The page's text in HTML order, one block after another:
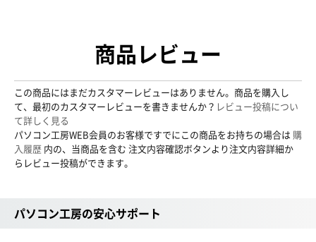
商品レビュー
この商品にはまだカスタマーレビューはありません。商品を購入し
て、最初のカスタマーレビューを書きませんか？ レビュー投稿につい
て詳しく見る
パソコン工房WEB会員のお客様ですでにこの商品をお持ちの場合は 購
入履歴 内の、当商品を含む 注文内容確認ボタンより注文内容詳細か
らレビュー投稿ができます。
パソコン工房の安心サポート